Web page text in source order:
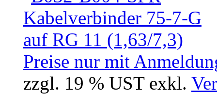
Preise nur mit
zzgl. 19 % UST exkl.